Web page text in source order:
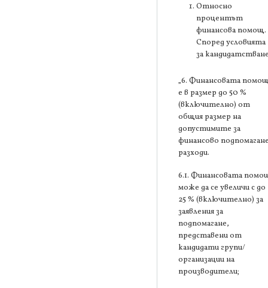
Относно
процентът
финансова помощ.
Според условията
за
„6. Финансовата
е в размер до 50 %
(включително) от
общия размер на
допустимите за
финансово
разходи.
6.1. Финансовата
може да се увеличи с до
25 % (включително) за
заявления за
подпомагане,
представени от
кандидати групи/
организации на
производители;